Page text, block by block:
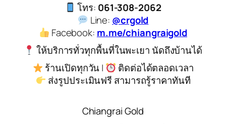
โทร: 061-308-2062
Line: @crgold
Facebook: m.me/chiangraigold
ให้บริการทั่วทุกพื้นที่ในพะเยา นัดถึงบ้านได้
ร้านเปิดทุกวัน |
ติดต่อได้ตลอดเวลา
ส่งรูปประเมินฟรี สามารถรู้ราคาทันที
Chiangrai Gold